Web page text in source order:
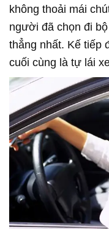
không thoải mái
người đã chọn đi
thẳng nhất. Kế tiếp
cuối cùng là tự lái